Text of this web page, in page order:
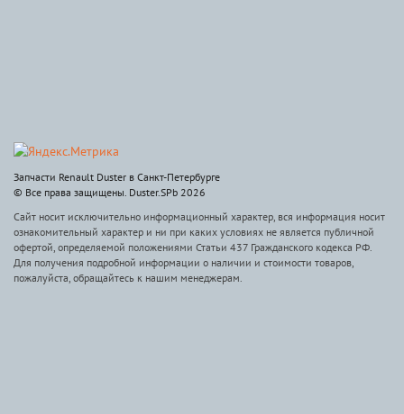
Запчасти Renault Duster в Санкт-Петербурге
© Все права защищены. Duster.SPb 2026
Сайт носит исключительно информационный характер, вся информация носит
ознакомительный характер и ни при каких условиях не является публичной
офертой, определяемой положениями Статьи 437 Гражданского кодекса РФ.
Для получения подробной информации о наличии и стоимости товаров,
пожалуйста, обращайтесь к нашим менеджерам.